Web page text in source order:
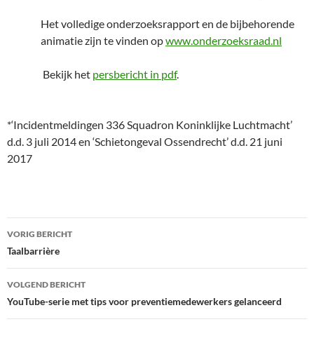
Het volledige onderzoeksrapport en de bijbehorende
animatie zijn te vinden opwww.onderzoeksraad.nl
Bekijk het persbericht in pdf.
*‘Incidentmeldingen 336 Squadron Koninklijke Luchtmacht’
d.d. 3 juli 2014 en ‘Schietongeval Ossendrecht’ d.d. 21 juni
2017
Bericht
navigatie
VORIG BERICHT
Taalbarrière
VOLGEND BERICHT
YouTube-serie met tips voor preventiemedewerkers gelanceerd